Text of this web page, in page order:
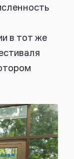
в тот же